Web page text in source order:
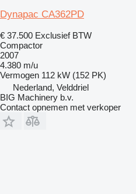
Dynapac CA362PD
€ 37.500 Exclusief BTW
Compactor
2007
4.380 m/u
Vermogen 112 kW (152 PK)
Nederland, Velddriel
BIG Machinery b.v.
Contact opnemen met verkoper